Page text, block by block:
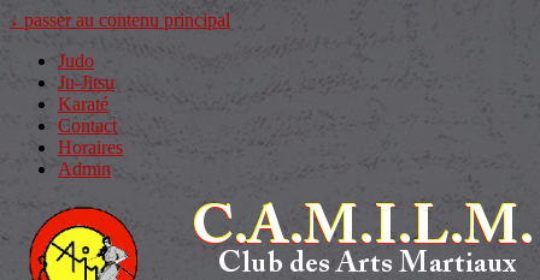
↓ passer au contenu principal
Judo
Ju-Jitsu
Karaté
Contact
Horaires
Admin